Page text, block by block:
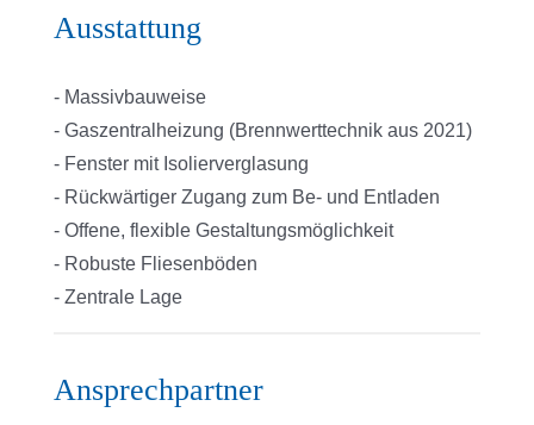
Ausstattung
- Massivbauweise
- Gaszentralheizung (Brennwerttechnik aus 2021)
- Fenster mit Isolierverglasung
- Rückwärtiger Zugang zum Be- und Entladen
- Offene, flexible Gestaltungsmöglichkeit
- Robuste Fliesenböden
- Zentrale Lage
Ansprechpartner